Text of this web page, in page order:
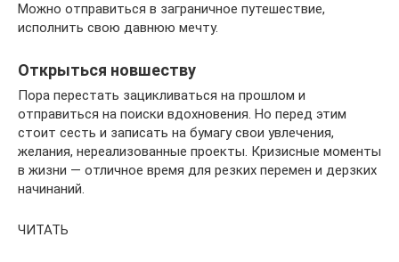
Можно отправиться в заграничное путешествие,
исполнить свою давнюю мечту.
Открыться новшеству
Пора перестать зацикливаться на прошлом и
отправиться на поиски вдохновения. Но перед этим
стоит сесть и записать на бумагу свои увлечения,
желания, нереализованные проекты. Кризисные моменты
в жизни — отличное время для резких перемен и дерзких
начинаний.
ЧИТАТЬ